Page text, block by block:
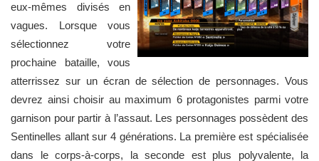
eux-mêmes divisés en
vagues. Lorsque vous
sélectionnez votre
prochaine bataille, vous
atterrissez sur un écran de sélection de personnages. Vous
devrez ainsi choisir au maximum 6 protagonistes parmi votre
garnison pour partir à l’assaut. Les personnages possèdent des
Sentinelles allant sur 4 générations. La première est spécialisée
dans le corps-à-corps, la seconde est plus polyvalente, la